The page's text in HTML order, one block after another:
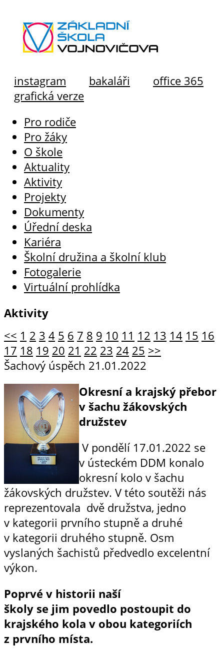
instagram bakaláři
office 365
grafická verze
Pro rodiče
Pro žáky
O škole
Aktuality
Aktivity
Projekty
Dokumenty
Úřední deska
Kariéra
Školní družina a školní klub
Fotogalerie
Virtuální prohlídka
Aktivity
<< 1 2 3 4 5 6 7 8 9 10 11 12 13 14 15 16
17 18 19 20 21 22 23 24 25 >>
Šachový úspěch 21.01.2022
Okresní a krajský přebor
v šachu žákovských
družstev
V pondělí 17.01.2022 se
v ústeckém DDM konalo
okresní kolo v šachu
žákovských družstev. V této soutěži nás
reprezentovala dvě družstva, jedno
v kategorii prvního stupně a druhé
v kategorii druhého stupně. Osm
vyslaných šachistů předvedlo excelentní
výkon.
Poprvé v historii naší
školy se jim povedlo postoupit do
krajského kola v obou kategoriích
z prvního místa.